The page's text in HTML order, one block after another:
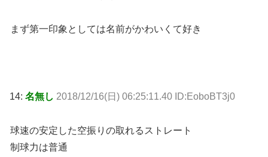
まず第一印象としては名前がかわいくて好き
14: 名無し 2018/12/16(日) 06:25:11.40 ID:EoboBT3j0
球速の安定した空振りの取れるストレート
制球力は普通